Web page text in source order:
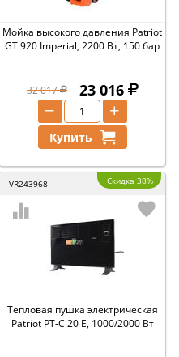
Мойка высокого давления Patriot
GT 920 Imperial, 2200 Вт, 150 бар
32 017 23 016
+
−
Купить
VR243968 Скидка 38%
Тепловая пушка электрическая
Patriot PT-C 20 E, 1000/2000 Вт